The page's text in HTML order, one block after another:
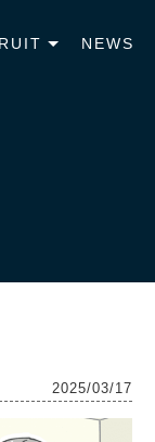
NEWS
2025/03/17